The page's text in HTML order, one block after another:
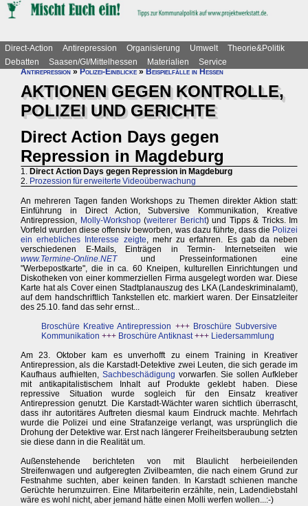
Direct-Action Antirepression Organisierung Umwelt
Theorie&Politik
Debatten
Saasen/GI/Mittelhessen Materialien
Service
Antirepression»Polizei-Einblicke»Beispielfälle in Hessen
AKTIONEN GEGEN KONTROLLE,
POLIZEI UND GERICHTE
Direct Action Days gegen
Repression in Magdeburg
1. Direct Action Days gegen Repression in Magdeburg
2. Prozession für erweiterte Videoüberwachung
An mehreren Tagen fanden Workshops zu Themen direkter Aktion statt:
Einführung in Direct Action, Subversive Kommunikation, Kreative
Antirepression, Molly-Workshop(weiterer Bericht) und Tipps & Tricks. Im
Vorfeld wurden diese offensiv beworben, was dazu führte, dass die Polizei
ein erhebliches Interesse zeigte, mehr zu erfahren. Es gab da neben
verschiedenen E-Mails, Einträgen in Termin- Internetseiten wie
www.Termine-Online.NETund Presseinformationen eine
"Werbepostkarte", die in ca. 60 Kneipen, kulturellen Einrichtungen und
Diskotheken von einer kommerziellen Firma ausgelegt worden war. Diese
Karte hat als Cover einen Stadtplanauszug des LKA (Landeskriminalamt),
auf dem handschriftlich Tankstellen etc. markiert waren. Der Einsatzleiter
des 25.10. fand das sehr ernst...
Broschüre Kreative Antirepression +++ Broschüre Subversive
Kommunikation +++ Broschüre Antiknast+++ Liedersammlung
Am 23. Oktober kam es unverhofft zu einem Training in Kreativer
Antirepression, als die Karstadt-Detektive zwei Leuten, die sich gerade im
Kaufhaus aufhielten, Sachbeschädigung vorwarfen. Sie sollen Aufkleber
mit antikapitalistischem Inhalt auf Produkte geklebt haben. Diese
repressive Situation wurde sogleich für den Einsatz kreativer
Antirepression genutzt. Die Karstadt-Wächter waren sichtlich überrascht,
dass ihr autoritäres Auftreten diesmal kaum Eindruck machte. Mehrfach
wurde die Polizei und eine Strafanzeige verlangt, was ursprünglich die
Drohung der Detektive war. Erst nach längerer Freiheitsberaubung setzten
sie diese dann in die Realität um.
Außenstehende berichteten von mit Blaulicht herbeieilenden
Streifenwagen und aufgeregten Zivilbeamten, die nach einem Grund zur
Festnahme suchten, aber keinen fanden. In Karstadt schienen manche
Gerüchte herumzuirren. Eine Mitarbeiterin erzählte, nein, Ladendiebstahl
wäre es wohl nicht, aber jemand hätte einen Molli werfen wollen...:-)